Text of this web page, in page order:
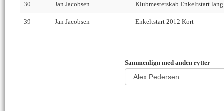
30 Jan Jacobsen Klubmesterskab Enkeltstart
39 Jan Jacobsen Enkeltstart 2012 Kort
Sammenlign med anden rytter